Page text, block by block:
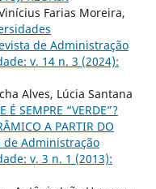
Farias Moreira,
de Administração
v. 14 n. 3 (2024):
Alves, Lúcia Santana
É SEMPRE “VERDE”?
A PARTIR DO
de Administração
v. 3 n. 1 (2013):